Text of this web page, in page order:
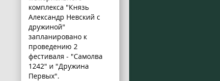
комплекса "Князь
Александр Невский с
дружиной"
запланировано к
проведению 2
фестиваля - "Самолва
1242" и "Дружина
Первых".